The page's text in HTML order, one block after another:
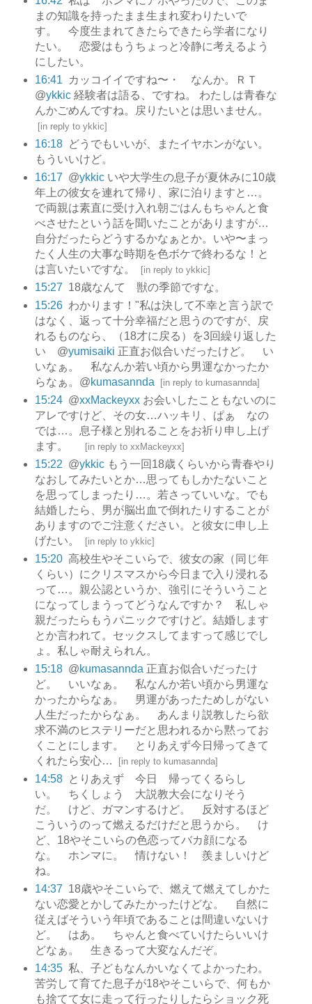
まの知識を持ったまま生まれ変わりたいで
す。 今度生まれてきたらできたら学者になり
たい。 恋愛はもうちょっと冷静に考えるよう
にしたい。
16:41
カッコイイですね〜・ なんか。ＲＴ
@ykkic経験者は語る、ですね。 わたしは青春な
んかごめんですね。戻りたいとは思いません。
[in reply to ykkic]
16:18
どうでもいいが、またイヤホンがない。
もういいけど。
16:17 @ykkicいや大学生の息子が夏休みに10歳
年上の彼女を連れて帰り、家に泊りますと…。
で両親は素直に受け入れ朝ごはんもちゃんと食
べさせたという話を聞いたことがありますが…
自分だったらどうするかなぁとか。いや〜まっ
たく人生の大事な時期を色ボケで終わるな！と
は言いたいですな。
[in reply to ykkic]
15:27 18歳なんて 獣の季節ですな。
15:26 わかります！"私は決して不幸と言う訳で
はなく、返って十分幸福だと思うのですが、戻
れるものなら、（18才に戻る）を3回繰り返した
い @yumisaiki 正直お似合いだったけど。 い
いなぁ。 私なんか若い頃から男運なかったか
らなぁ。@kumasannda[in reply to kumasannda]
15:24 @xxMackeyxxお会いしたこともないのに
アレですけど、その女…ハッキリ、ぱぁ なの
では…。息子様と別れることをお祈り申し上げ
ます。
[in reply to xxMackeyxx]
15:22 @ykkicもう一回18歳くらいから青春やり
なおしてみたいとか…思ってもしかたないこと
を思ってしまったり…。若さっていいな。でも
結婚したら、男が脳出血で倒れたりすることが
ありますのでご注意ください。と彼女に申し上
げたい。
[in reply to ykkic]
15:20 高校生やそこいらで、彼女の家（同じ年
くらい）にクリスマスから今日まで入り浸れる
って…。親公認というか、強引にそういうこと
になってしまうってどうなんですか？ 私しゃ
親だったらもうパニックですけど。結婚します
とか言われて。セックスしてますって感じでし
ょ。私しゃ耐えられん。
15:18 @kumasannda 正直お似合いだったけ
ど。 いいなぁ。 私なんか若い頃から男運な
かったからなぁ。 男運があったためしがない
人生だったからなぁ。 あんまり説教したら欲
求不満のヒステリーだと思われるから黙ってお
くことにします。 とりあえず今日帰ってきて
くれたら安心…
[in reply to kumasannda]
14:58
とりあえず 今日 帰ってくるらし
い。 ちくしょう 大説教大会になりそう
だ。 けど、ガマンするけど。 反対するほど
こういうのって燃えるだけだと思うから。 け
ど、18やそこいらの色恋ってバカ顔になる
な。 ホンマに。 情けない！ 羨ましいけど
ね。
14:37 18歳やそこいらで、燃えて燃えてしかた
ない恋愛とかしてみたかったけどな。 自然に
従えばそういう年頃であることは間違いないけ
ど。 はあ。 ちゃんと食べていけたらいいけ
どなぁ。 生きるって大変なんだぞ。
14:35 私、子どもなんかいなくてよかったわ。
苦労して育てた息子が18やそこいらで、何もか
も捨てて女に走って行ったりしたらショック死